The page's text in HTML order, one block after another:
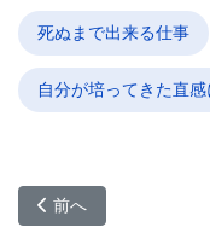
死ぬまで出来る仕事
自分が培ってきた直感
前の記事へ: 夫は妻の
前へ